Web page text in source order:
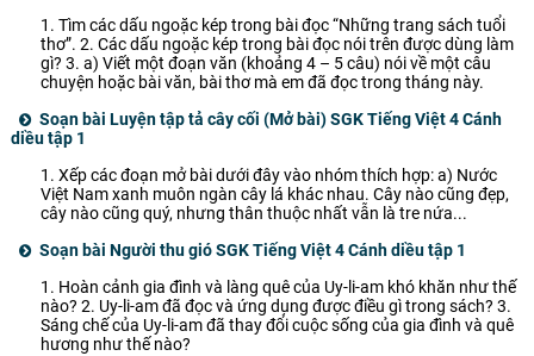
1. Tìm các dấu ngoặc kép trong bài đọc “Những trang sách tuổi
thơ”. 2. Các dấu ngoặc kép trong bài đọc nói trên được dùng làm
gì? 3. a) Viết một đoạn văn (khoảng 4 – 5 câu) nói về một câu
chuyện hoặc bài văn, bài thơ mà em đã đọc trong tháng này.
Soạn bài Luyện tập tả cây cối (Mở bài) SGK Tiếng Việt 4 Cánh
diều tập 1
1. Xếp các đoạn mở bài dưới đây vào nhóm thích hợp: a) Nước
Việt Nam xanh muôn ngàn cây lá khác nhau. Cây nào cũng đẹp,
cây nào cũng quý, nhưng thân thuộc nhất vẫn là tre nứa...
Soạn bài Người thu gió SGK Tiếng Việt 4 Cánh diều tập 1
1. Hoàn cảnh gia đình và làng quê của Uy-li-am khó khăn như thế
nào? 2. Uy-li-am đã đọc và ứng dụng được điều gì trong sách? 3.
Sáng chế của Uy-li-am đã thay đổi cuộc sống của gia đình và quê
hương như thế nào?